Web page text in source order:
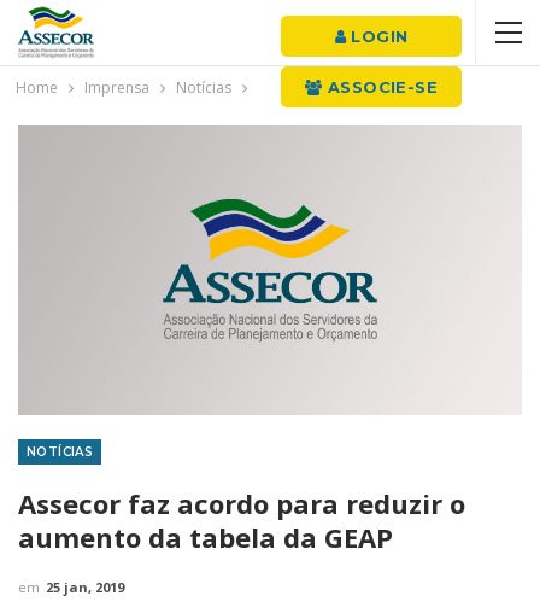
LOGIN
ASSOCIE-SE
Home Imprensa Notícias
NOTÍCIAS
Assecor faz acordo para reduzir o
aumento da tabela da GEAP
em 25 jan, 2019